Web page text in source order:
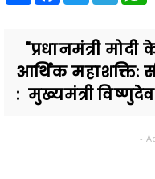
"प्रधानमंत्री
आर्थिक महाशक्ति:
: मुख्यमंत्री
-